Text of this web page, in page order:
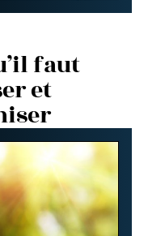
faut
et